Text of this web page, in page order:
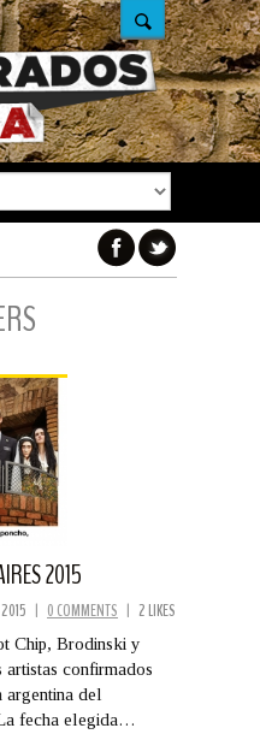
2015
| 0 COMMENTS | 2 LIKES
Chip, Brodinski y
confirmados
argentina del
fecha elegida…